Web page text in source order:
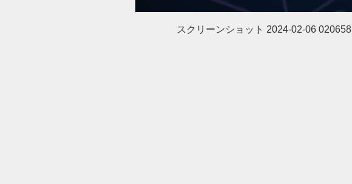
スクリーンショット 2024-02-06 020658